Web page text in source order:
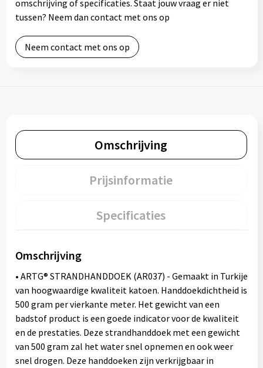
omschrijving of specificaties. Staat jouw vraag er niet
tussen? Neem dan contact met ons op
Neem contact met ons op
Omschrijving
Prijsinformatie
Specificaties
Omschrijving
• ARTG® STRANDHANDDOEK (AR037) - Gemaakt in Turkije
van hoogwaardige kwaliteit katoen. Handdoekdichtheid is
500 gram per vierkante meter. Het gewicht van een
badstof product is een goede indicator voor de kwaliteit
en de prestaties. Deze strandhanddoek met een gewicht
van 500 gram zal het water snel opnemen en ook weer
snel drogen. Deze handdoeken zijn verkrijgbaar in